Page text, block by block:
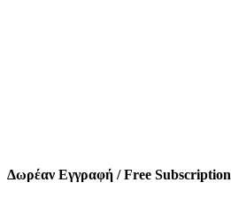
Δωρέαν Εγγραφή / Free Subscription